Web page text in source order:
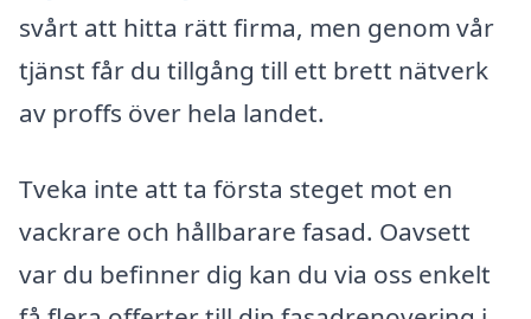
svårt att hitta rätt firma, men genom vår
tjänst får du tillgång till ett brett nätverk
av proffs över hela landet.
Tveka inte att ta första steget mot en
vackrare och hållbarare fasad. Oavsett
var du befinner dig kan du via oss enkelt